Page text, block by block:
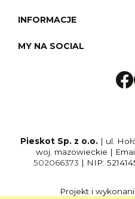
INFORMACJE
MY NA SOCIAL
Pieskot Sp. z o.o.| ul.
woj. mazowieckie |
502066373 | NIP:
Projekt i